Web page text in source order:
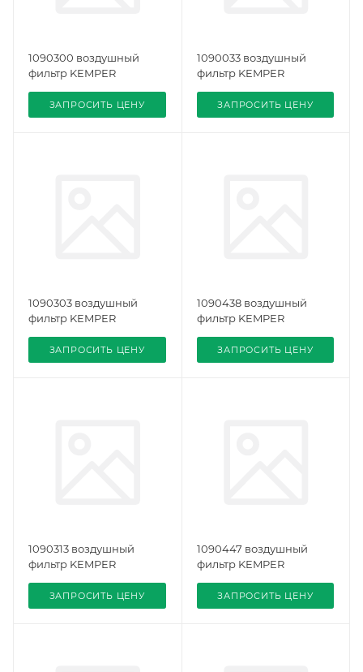
1090300 воздушный
фильтр KEMPER
ЗАПРОСИТЬ ЦЕНУ
1090033 воздушный
фильтр KEMPER
ЗАПРОСИТЬ ЦЕНУ
1090303 воздушный
фильтр KEMPER
ЗАПРОСИТЬ ЦЕНУ
1090438 воздушный
фильтр KEMPER
ЗАПРОСИТЬ ЦЕНУ
1090313 воздушный
фильтр KEMPER
ЗАПРОСИТЬ ЦЕНУ
1090447 воздушный
фильтр KEMPER
ЗАПРОСИТЬ ЦЕНУ